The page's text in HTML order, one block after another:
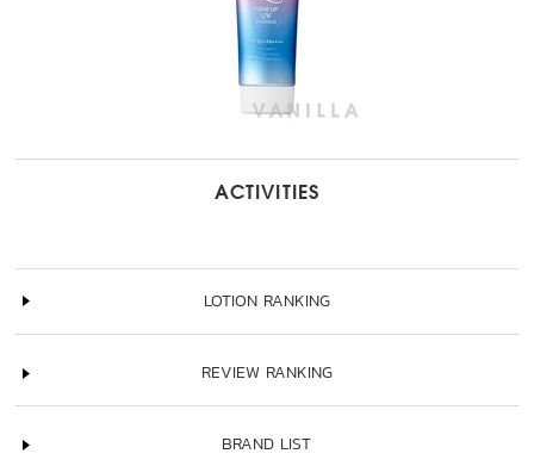
ACTIVITIES
LOTION RANKING
REVIEW RANKING
BRAND LIST